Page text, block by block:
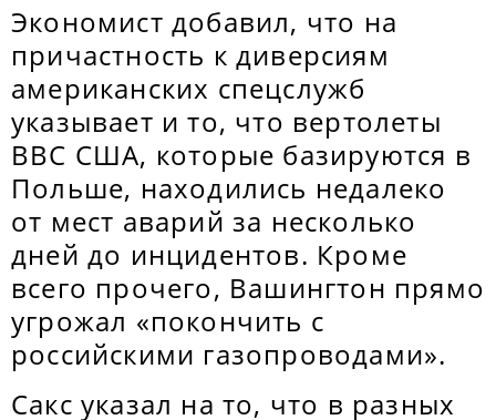
Экономист добавил, что на
причастность к диверсиям
американских спецслужб
указывает и то, что вертолеты
ВВС США, которые базируются в
Польше, находились недалеко
от мест аварий за несколько
дней до инцидентов. Кроме
всего прочего, Вашингтон прямо
угрожал «покончить с
российскими газопроводами».
Сакс указал на то, что в разных